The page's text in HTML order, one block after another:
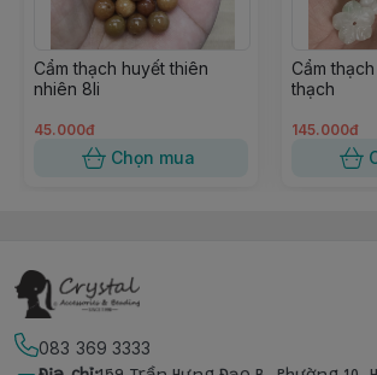
Cẩm thạch huyết thiên
nhiên 8li
45.000đ
Chọn mua
Cẩm
thạch
145.000đ
083 369 3333